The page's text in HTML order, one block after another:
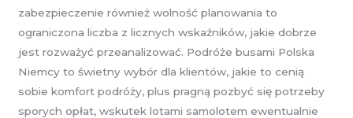
zabezpieczenie również wolność planowania to
ograniczona liczba z licznych wskaźników, jakie dobrze
jest rozważyć przeanalizować. Podróże busami Polska
Niemcy to świetny wybór dla klientów, jakie to cenią
sobie komfort podróży, plus pragną pozbyć się potrzeby
sporych opłat, wskutek lotami samolotem ewentualnie